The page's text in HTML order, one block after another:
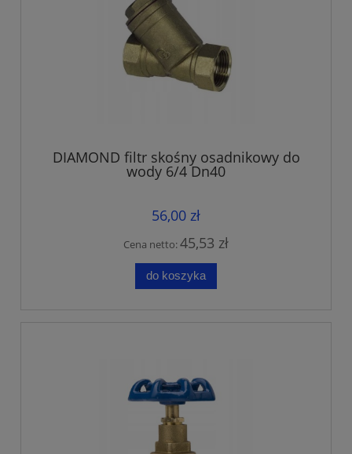
DIAMOND filtr skośny osadnikowy do
wody 6/4 Dn40
56,00 zł
Cena netto:45,53 zł
do koszyka